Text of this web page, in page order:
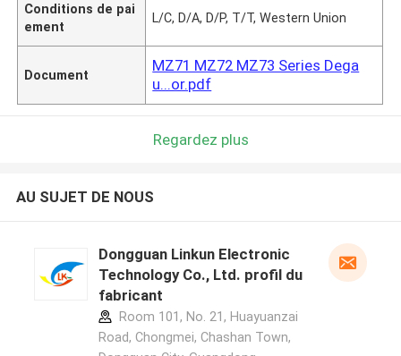
Conditions de pai
ement
L/C, D/A, D/P, T/T, Western Union
Document
MZ71 MZ72 MZ73 Series Dega
u...or.pdf
Regardez plus
AU SUJET DE NOUS
Dongguan Linkun Electronic
Technology Co., Ltd. profil du
fabricant
Room 101, No. 21, Huayuanzai
Road, Chongmei, Chashan Town,